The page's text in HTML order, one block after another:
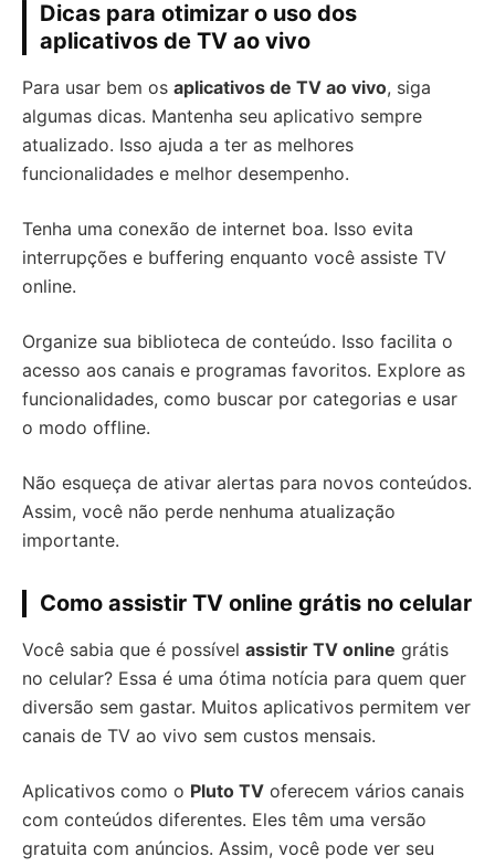
Dicas para otimizar o uso dos
aplicativos de TV ao vivo
Para usar bem os aplicativos de TV ao vivo, siga
algumas dicas. Mantenha seu aplicativo sempre
atualizado. Isso ajuda a ter as melhores
funcionalidades e melhor desempenho.
Tenha uma conexão de internet boa. Isso evita
interrupções e buffering enquanto você assiste TV
online.
Organize sua biblioteca de conteúdo. Isso facilita o
acesso aos canais e programas favoritos. Explore as
funcionalidades, como buscar por categorias e usar
o modo offline.
Não esqueça de ativar alertas para novos conteúdos.
Assim, você não perde nenhuma atualização
importante.
Como assistir TV online grátis no celular
Você sabia que é possível assistir TV online grátis
no celular? Essa é uma ótima notícia para quem quer
diversão sem gastar. Muitos aplicativos permitem ver
canais de TV ao vivo sem custos mensais.
Aplicativos como o Pluto TV oferecem vários canais
com conteúdos diferentes. Eles têm uma versão
gratuita com anúncios. Assim, você pode ver seu